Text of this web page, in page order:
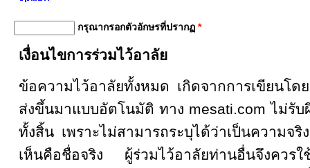
กรุณากรอกตัวอักษรที่ปรากฏ *
เงื่อนไขการร่วมไว้อาลัย
ข้อความไว้อาลัยทั้งหมด เกิดจากการเขียนโด
ส่งขึ้นมาแบบอัตโนมัติ ทาง mesati.com ไม่รั
ทั้งสิ้น เพราะไม่สามารถระบุได้ว่าเป็นความจ
เห็นคือชื่อจริง ผู้ร่วมไว้อาลัยท่านอื่นจึงควรใ